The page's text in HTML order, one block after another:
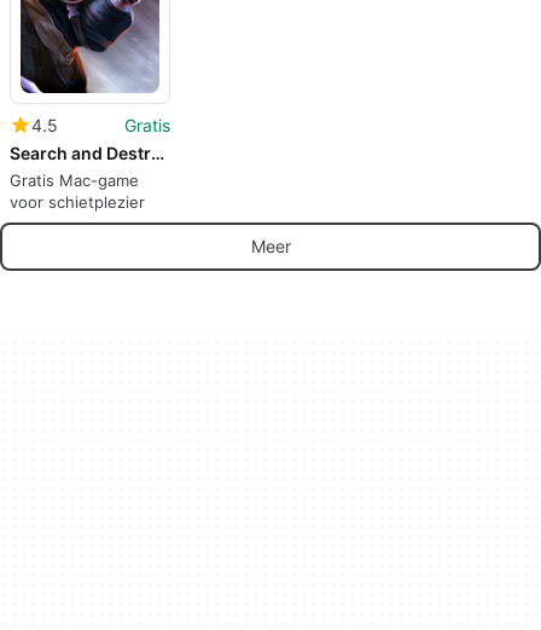
4.5
Gratis
Search and Destroy x Gun Game
Gratis Mac-game
voor schietplezier
Meer